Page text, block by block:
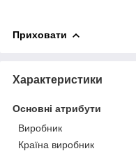
Приховати
Характеристики
Основні атрибути
Виробник
Країна виробник